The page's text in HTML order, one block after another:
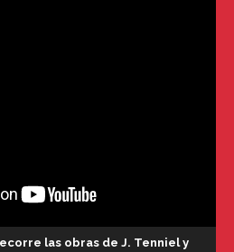
las obras de J. Tenniel y